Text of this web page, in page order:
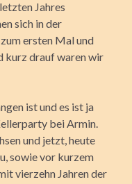
Jahres
sich in der
ersten Mal und
kurz drauf waren wir
ist und es ist ja
bei Armin.
und jetzt, heute
sowie vor kurzem
vierzehn Jahren der